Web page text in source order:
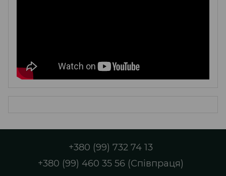
+380 (99) 732 74 13
+380 (99) 460 35 56 (Співпраця)